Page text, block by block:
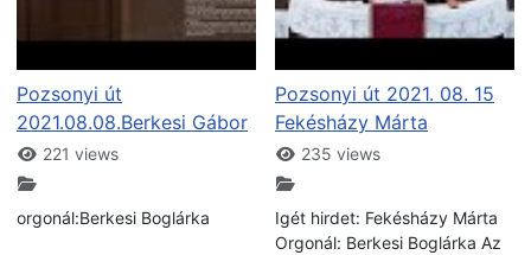
Pozsonyi út
2021.08.08.Berkesi Gábor
221 views
orgonál:Berkesi Boglárka
Pozsonyi út 2021. 08. 15
Fekésházy Márta
235 views
Igét hirdet: Fekésházy Márta
Orgonál: Berkesi Boglárka Az